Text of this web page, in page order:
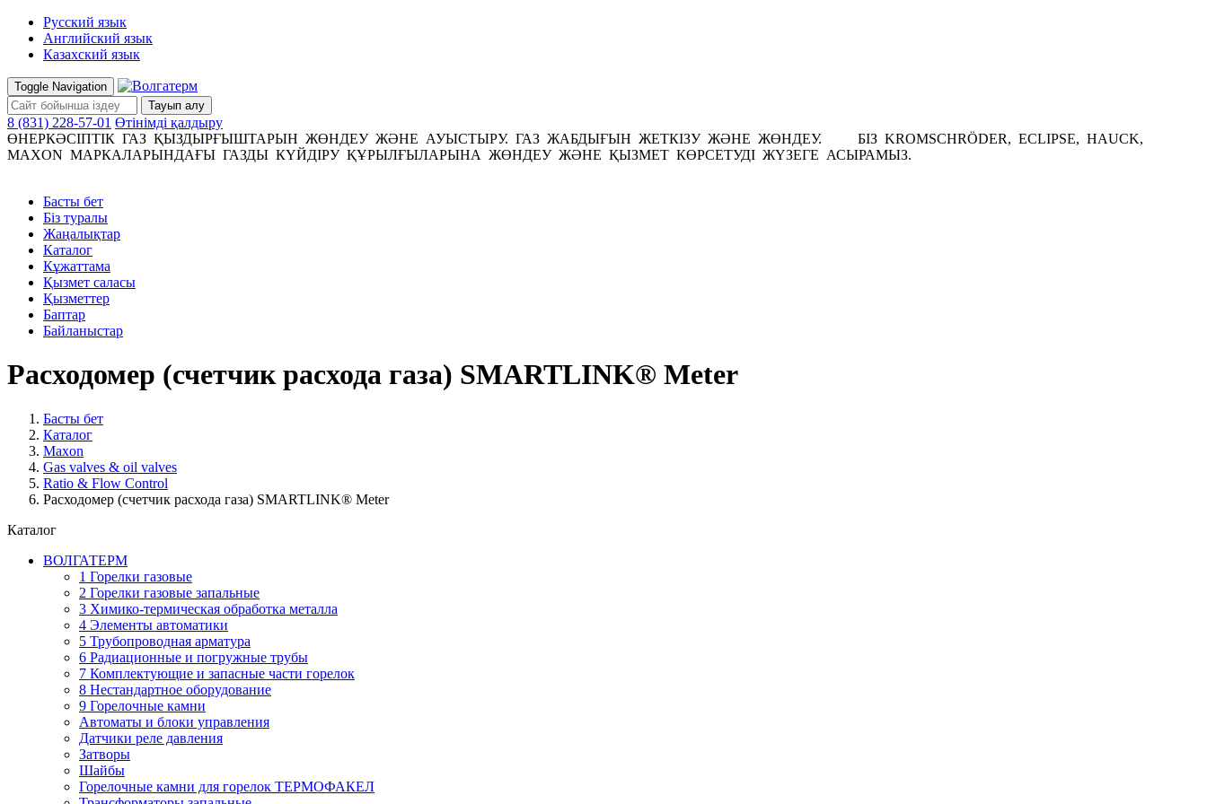
Русский язык
Английский язык
Казахский язык
Toggle Navigation
Тауып алу
8 (831) 228-57-01 Өтінімдi қалдыру
ӨНЕРКӘСІПТІК ГАЗ ҚЫЗДЫРҒЫШТАРЫН ЖӨНДЕУ ЖӘНЕ АУЫСТЫРУ. ГАЗ ЖАБДЫҒЫН ЖЕТКІЗУ ЖӘНЕ ЖӨНДЕУ. БІЗ KROMSCHRÖDER, ECLIPSE, HAUCK,
MAXON МАРКАЛАРЫНДАҒЫ ГАЗДЫ КҮЙДІРУ ҚҰРЫЛҒЫЛАРЫНА ЖӨНДЕУ ЖӘНЕ ҚЫЗМЕТ КӨРСЕТУДІ ЖҮЗЕГЕ АСЫРАМЫЗ.
Басты бет
Біз туралы
Жаңалықтар
Каталог
Кұжаттама
Қызмет саласы
Қызметтер
Баптар
Байланыстар
Расходомер (счетчик расхода газа) SMARTLINK® Meter
Басты бет
Каталог
Maxon
Gas valves & oil valves
Ratio & Flow Control
Расходомер (счетчик расхода газа) SMARTLINK® Meter
Каталог
ВОЛГАТЕРМ
1 Горелки газовые
2 Горелки газовые запальные
3 Химико-термическая обработка металла
4 Элементы автоматики
5 Трубопроводная арматура
6 Радиационные и погружные трубы
7 Комплектующие и запасные части горелок
8 Нестандартное оборудование
9 Горелочные камни
Автоматы и блоки управления
Датчики реле давления
Затворы
Шайбы
Горелочные камни для горелок ТЕРМОФАКЕЛ